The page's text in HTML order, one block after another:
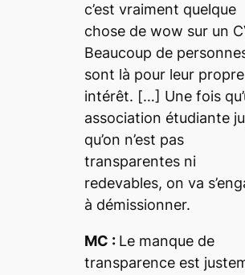
c’est vraiment quelque
chose de wow sur un
Beaucoup de
sont là pour leur propre
intérêt. […] Une fois
association étudiante
qu’on n’est pas
transparentes ni
redevables, on va
à démissionner.
MC : Le manque de
transparence est